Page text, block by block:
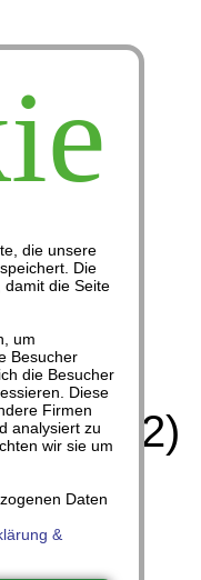
(2)
die unsere
Die
damit die Seite
um
Besucher
die Besucher
Diese
Firmen
analysiert zu
wir sie um
Daten
&